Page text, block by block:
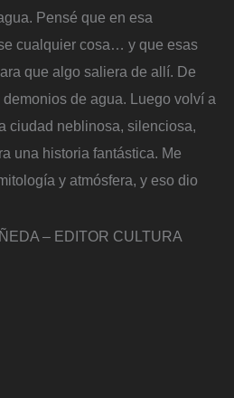
Pensé que en esa
cualquier cosa… y que esas
que algo saliera de allí. De
de agua. Luego volví a
ciudad neblinosa, silenciosa,
una historia fantástica. Me
y atmósfera, y eso dio
– EDITOR CULTURA